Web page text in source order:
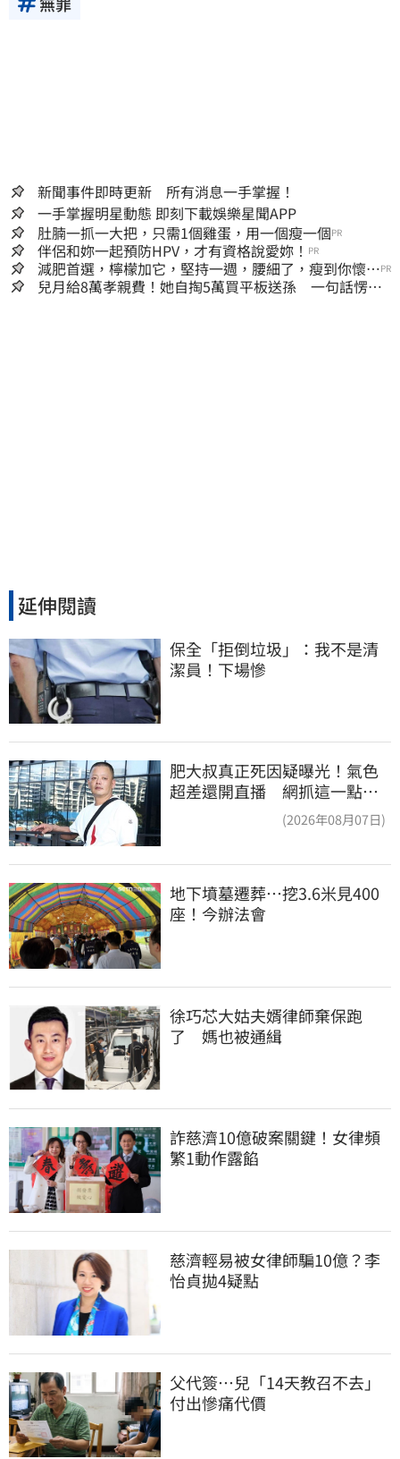
新聞事件即時更新 所有消息一手掌握！
一手掌握明星動態 即刻下載娛樂星聞APP
肚腩一抓一大把，只需1個雞蛋，用一個瘦一個PR
伴侶和妳一起預防HPV，才有資格說愛妳！ PR
減肥首選，檸檬加它，堅持一週，腰細了，瘦到你懷疑
人生
PR
兒月給8萬孝親費！她自掏5萬買平板送孫 一句話愣原
延伸閱讀
保全「拒倒垃圾」：我不是清
潔員！下場慘
肥大叔真正死因疑曝光！氣色
超差還開直播 網抓這一點超
(2026年08月07日)
地下墳墓遷葬…挖3.6米見400
座！今辦法會
徐巧芯大姑夫婿律師棄保跑
了　媽也被通緝
詐慈濟10億破案關鍵！女律頻
繁1動作露餡
慈濟輕易被女律師騙10億？李
怡貞拋4疑點
父代簽…兒「14天教召不去」
付出慘痛代價